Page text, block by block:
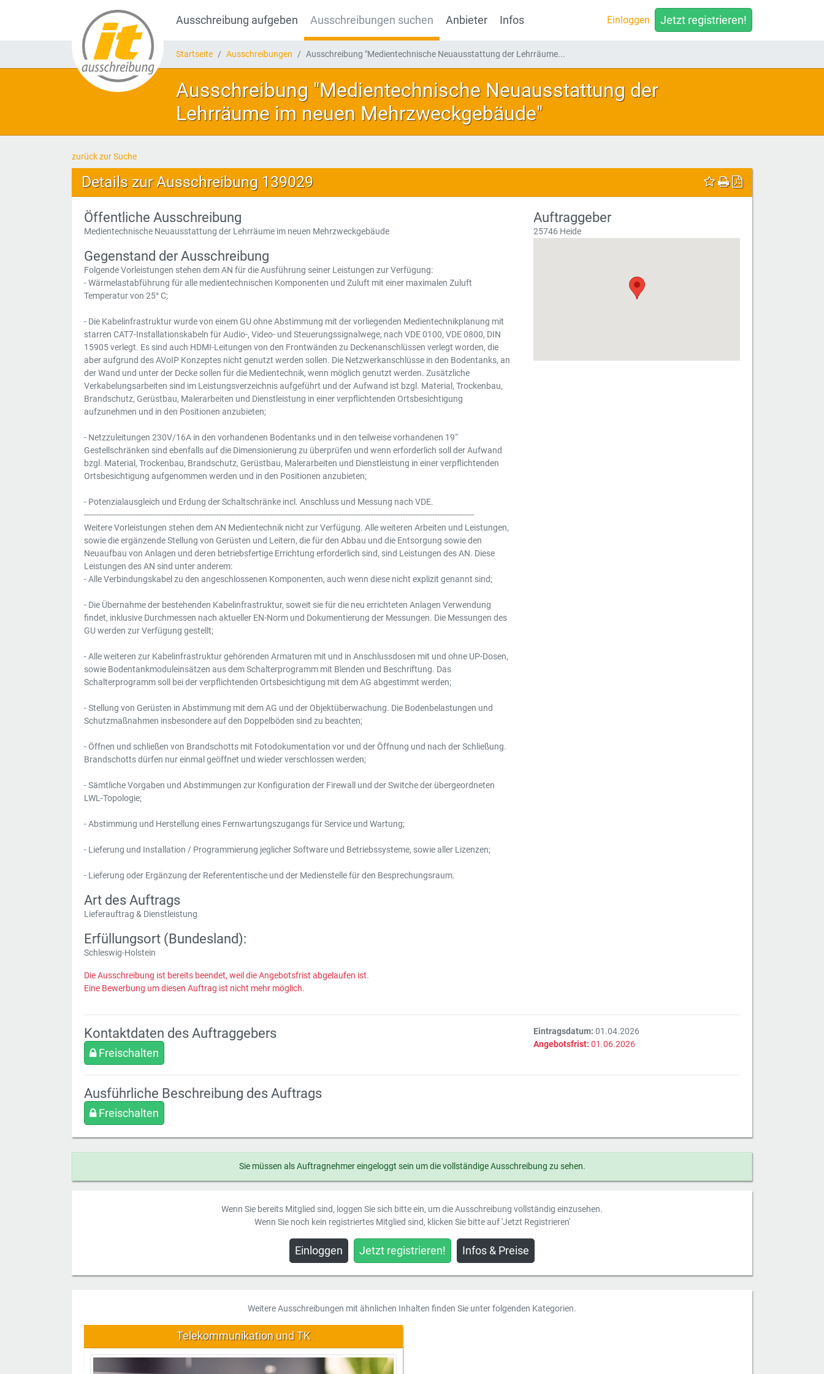
Ausschreibung aufgeben Ausschreibungen suchen Anbieter Infos Einloggen Jetzt registrieren!
Startseite Ausschreibungen Ausschreibung "Medientechnische Neuausstattung der Lehrräume...
Ausschreibung "Medientechnische Neuausstattung der
Lehrräume im neuen Mehrzweckgebäude"
zurück zur Suche
Details zur Ausschreibung 139029
Öffentliche Ausschreibung
Medientechnische Neuausstattung der Lehrräume im neuen Mehrzweckgebäude
Gegenstand der Ausschreibung
Folgende Vorleistungen stehen dem AN für die Ausführung seiner Leistungen zur Verfügung:
- Wärmelastabführung für alle medientechnischen Komponenten und Zuluft mit einer maximalen Zuluft
Temperatur von 25° C;
- Die Kabelinfrastruktur wurde von einem GU ohne Abstimmung mit der vorliegenden Medientechnikplanung mit
starren CAT7-Installationskabeln für Audio-, Video- und Steuerungssignalwege, nach VDE 0100, VDE 0800, DIN
15905 verlegt. Es sind auch HDMI-Leitungen von den Frontwänden zu Deckenanschlüssen verlegt worden, die
aber aufgrund des AVoIP Konzeptes nicht genutzt werden sollen. Die Netzwerkanschlüsse in den Bodentanks, an
der Wand und unter der Decke sollen für die Medientechnik, wenn möglich genutzt werden. Zusätzliche
Verkabelungsarbeiten sind im Leistungsverzeichnis aufgeführt und der Aufwand ist bzgl. Material, Trockenbau,
Brandschutz, Gerüstbau, Malerarbeiten und Dienstleistung in einer verpflichtenden Ortsbesichtigung
aufzunehmen und in den Positionen anzubieten;
- Netzzuleitungen 230V/16A in den vorhandenen Bodentanks und in den teilweise vorhandenen 19“
Gestellschränken sind ebenfalls auf die Dimensionierung zu überprüfen und wenn erforderlich soll der Aufwand
bzgl. Material, Trockenbau, Brandschutz, Gerüstbau, Malerarbeiten und Dienstleistung in einer verpflichtenden
Ortsbesichtigung aufgenommen werden und in den Positionen anzubieten;
- Potenzialausgleich und Erdung der Schaltschränke incl. Anschluss und Messung nach VDE.
---------------------------------------------------------------------------------------------------------------------------------------------------------------
Weitere Vorleistungen stehen dem AN Medientechnik nicht zur Verfügung. Alle weiteren Arbeiten und Leistungen,
sowie die ergänzende Stellung von Gerüsten und Leitern, die für den Abbau und die Entsorgung sowie den
Neuaufbau von Anlagen und deren betriebsfertige Errichtung erforderlich sind, sind Leistungen des AN. Diese
Leistungen des AN sind unter anderem:
- Alle Verbindungskabel zu den angeschlossenen Komponenten, auch wenn diese nicht explizit genannt sind;
- Die Übernahme der bestehenden Kabelinfrastruktur, soweit sie für die neu errichteten Anlagen Verwendung
findet, inklusive Durchmessen nach aktueller EN-Norm und Dokumentierung der Messungen. Die Messungen des
GU werden zur Verfügung gestellt;
- Alle weiteren zur Kabelinfrastruktur gehörenden Armaturen mit und in Anschlussdosen mit und ohne UP-Dosen,
sowie Bodentankmoduleinsätzen aus dem Schalterprogramm mit Blenden und Beschriftung. Das
Schalterprogramm soll bei der verpflichtenden Ortsbesichtigung mit dem AG abgestimmt werden;
- Stellung von Gerüsten in Abstimmung mit dem AG und der Objektüberwachung. Die Bodenbelastungen und
Schutzmaßnahmen insbesondere auf den Doppelböden sind zu beachten;
- Öffnen und schließen von Brandschotts mit Fotodokumentation vor und der Öffnung und nach der Schließung.
Brandschotts dürfen nur einmal geöffnet und wieder verschlossen werden;
- Sämtliche Vorgaben und Abstimmungen zur Konfiguration der Firewall und der Switche der übergeordneten
LWL-Topologie;
- Abstimmung und Herstellung eines Fernwartungszugangs für Service und Wartung;
- Lieferung und Installation / Programmierung jeglicher Software und Betriebssysteme, sowie aller Lizenzen;
- Lieferung oder Ergänzung der Referententische und der Medienstelle für den Besprechungsraum.
Art des Auftrags
Lieferauftrag & Dienstleistung
Erfüllungsort (Bundesland):
Schleswig-Holstein
Die Ausschreibung ist bereits beendet, weil die Angebotsfrist abgelaufen ist.
Eine Bewerbung um diesen Auftrag ist nicht mehr möglich.
Auftraggeber
25746 Heide
Kontaktdaten des Auftraggebers
Freischalten
Eintragsdatum: 01.04.2026
Angebotsfrist: 01.06.2026
Ausführliche Beschreibung des Auftrags
Freischalten
Sie müssen als Auftragnehmer eingeloggt sein um die vollständige Ausschreibung zu sehen.
Wenn Sie bereits Mitglied sind, loggen Sie sich bitte ein, um die Ausschreibung vollständig einzusehen.
Wenn Sie noch kein registriertes Mitglied sind, klicken Sie bitte auf 'Jetzt Registrieren'
Einloggen Jetzt registrieren! Infos & Preise
Weitere Ausschreibungen mit ähnlichen Inhalten finden Sie unter folgenden Kategorien.
Telekommunikation und TK